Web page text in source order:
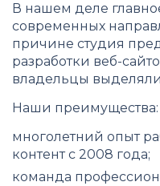
В нашем деле
современных
причине студия
разработки веб-
владельцы
Наши преимущества:
многолетний опыт
контент с 2008 года;
команда